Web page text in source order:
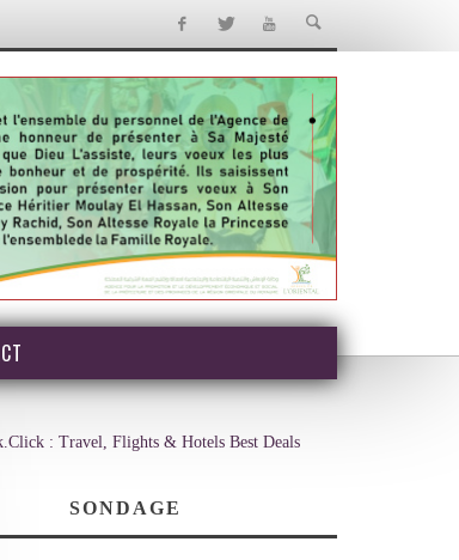
: Travel, Flights & Hotels Best Deals
SONDAGE